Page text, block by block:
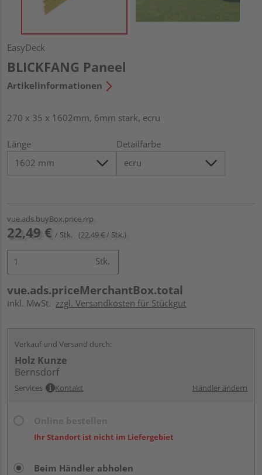
EasyDeck
BLICKFANG Paneel
Artikelinformationen
270 x 35 x 1602mm, 6mm stark, ecru
Länge Detailfarbe
vue.ads.buyBox.price.rrp
22,49 € / Stk. (22,49 € / Stk.)
Stk.
vue.ads.priceMerchantBox.total
inkl. MwSt. zzgl. Versandkosten für Stückgut
Verkauf und Versand durch:
Holz Kunze
Bernsdorf
Services Kontakt Händler ändern
Ihr Standort ist nicht im Liefergebiet
Beim Händler abholen